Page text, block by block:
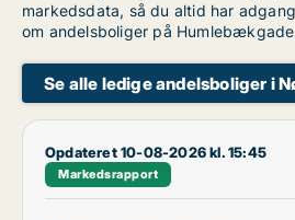
markedsdata, så du altid har
om andelsboliger på
Se alle ledige andelsboliger i
Opdateret 10-08-2026 kl. 15:45
Markedsrapport